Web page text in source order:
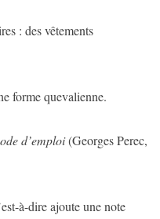
: des vêtements
forme quevalienne.
d’emploi(Georges Perec,
à-dire ajoute une note